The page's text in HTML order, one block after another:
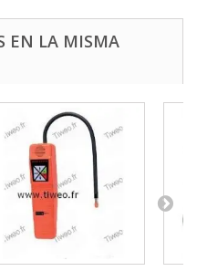
EN LA MISMA